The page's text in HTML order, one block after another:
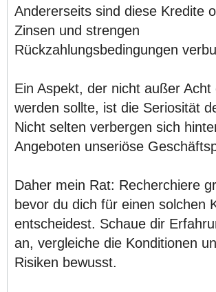
Andererseits sind diese Kredite
Zinsen und strengen
Rückzahlungsbedingungen
Ein Aspekt, der nicht außer Acht
werden sollte, ist die Seriosität
Nicht selten verbergen sich
Angeboten unseriöse
Daher mein Rat: Recherchiere
bevor du dich für einen solchen
entscheidest. Schaue dir
an, vergleiche die Konditionen
Risiken bewusst.